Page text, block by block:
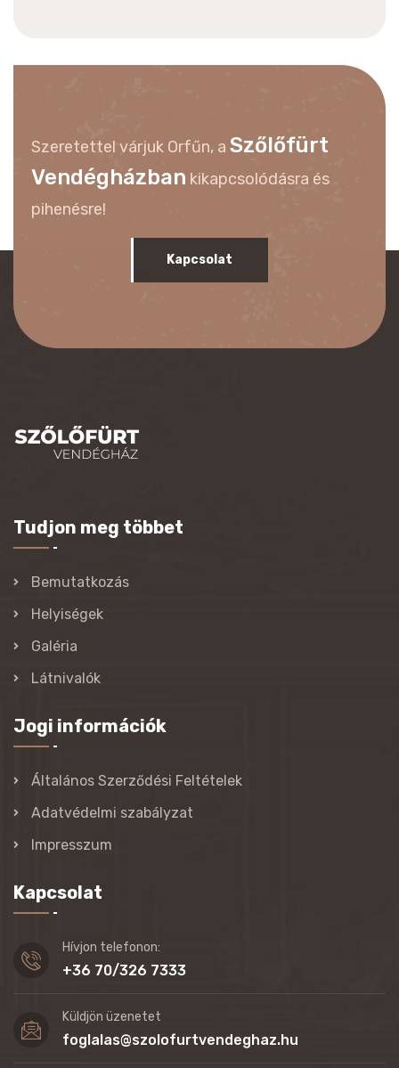
Szeretettel várjuk Orfűn, a Szőlőfürt
Vendégházban kikapcsolódásra és
pihenésre!
Kapcsolat
Tudjon meg többet
Bemutatkozás
Helyiségek
Galéria
Látnivalók
Jogi információk
Általános Szerződési Feltételek
Adatvédelmi szabályzat
Impresszum
Kapcsolat
Hívjon telefonon:
+36 70/326 7333
Küldjön üzenetet
foglalas@szolofurtvendeghaz.hu